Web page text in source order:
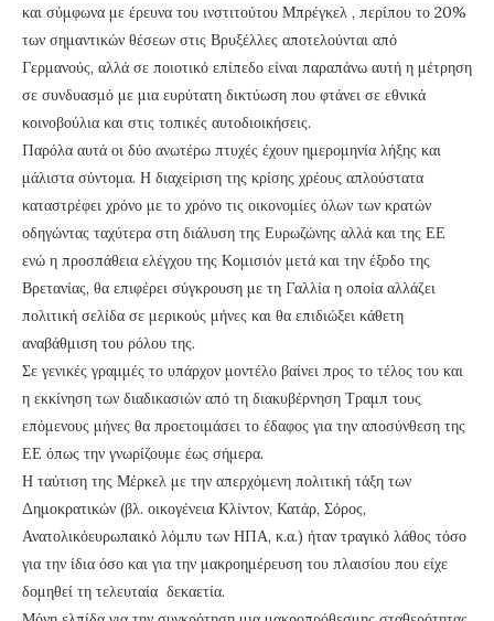
και σύμφωνα με έρευνα του ινστιτούτου Μπρέγκελ , περίπου το 20%
των σημαντικών θέσεων στις Βρυξέλλες αποτελούνται από
Γερμανούς, αλλά σε ποιοτικό επίπεδο είναι παραπάνω αυτή η μέτρηση
σε συνδυασμό με μια ευρύτατη δικτύωση που φτάνει σε εθνικά
κοινοβούλια και στις τοπικές αυτοδιοικήσεις.
Παρόλα αυτά οι δύο ανωτέρω πτυχές έχουν ημερομηνία λήξης και
μάλιστα σύντομα. Η διαχείριση της κρίσης χρέους απλούστατα
καταστρέφει χρόνο με το χρόνο τις οικονομίες όλων των κρατών
οδηγώντας ταχύτερα στη διάλυση της Ευρωζώνης αλλά και της ΕΕ
ενώ η προσπάθεια ελέγχου της Κομισιόν μετά και την έξοδο της
Βρετανίας, θα επιφέρει σύγκρουση με τη Γαλλία η οποία αλλάζει
πολιτική σελίδα σε μερικούς μήνες και θα επιδιώξει κάθετη
αναβάθμιση του ρόλου της.
Σε γενικές γραμμές το υπάρχον μοντέλο βαίνει προς το τέλος του και
η εκκίνηση των διαδικασιών από τη διακυβέρνηση Τραμπ τους
επόμενους μήνες θα προετοιμάσει το έδαφος για την αποσύνθεση της
ΕΕ όπως την γνωρίζουμε έως σήμερα.
Η ταύτιση της Μέρκελ με την απερχόμενη πολιτική τάξη των
Δημοκρατικών (βλ. οικογένεια Κλίντον, Κατάρ, Σόρος,
Ανατολικόευρωπαικό λόμπυ των ΗΠΑ, κ.α.) ήταν τραγικό λάθος τόσο
για την ίδια όσο και για την μακροημέρευση του πλαισίου που είχε
δομηθεί τη τελευταία δεκαετία.